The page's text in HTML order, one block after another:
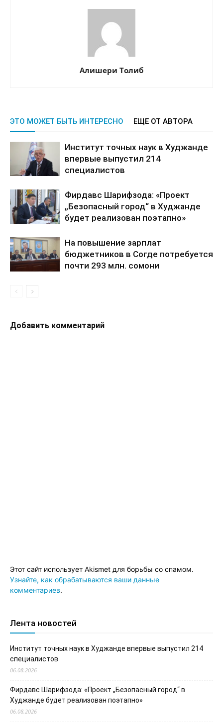
Алишери Толиб
ЭТО МОЖЕТ БЫТЬ ИНТЕРЕСНО ЕЩЕ ОТ АВТОРА
Институт точных наук в Худжанде
впервые выпустил 214
специалистов
Фирдавс Шарифзода: «Проект
„Безопасный город“ в Худжанде
будет реализован поэтапно»
На повышение зарплат
бюджетников в Согде потребуется
почти 293 млн. сомони
Добавить комментарий
Этот сайт использует Akismet для борьбы со спамом.
Узнайте, как обрабатываются ваши данные
комментариев.
Лента новостей
Институт точных наук в Худжанде впервые выпустил 214
специалистов
06.08.2026
Фирдавс Шарифзода: «Проект „Безопасный город“ в
Худжанде будет реализован поэтапно»
06.08.2026